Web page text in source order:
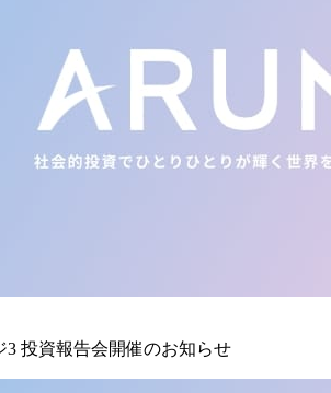
3 投資報告会開催のお知らせ